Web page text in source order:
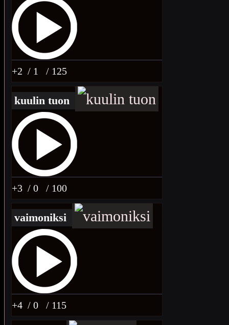
+2 / 1 / 125
kuulin tuon
+3 / 0 / 100
vaimoniksi
+4 / 0 / 115